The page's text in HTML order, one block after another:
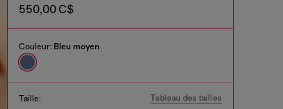
550,00 C$
Couleur: Bleu moyen
Taille: Tableau des tailles